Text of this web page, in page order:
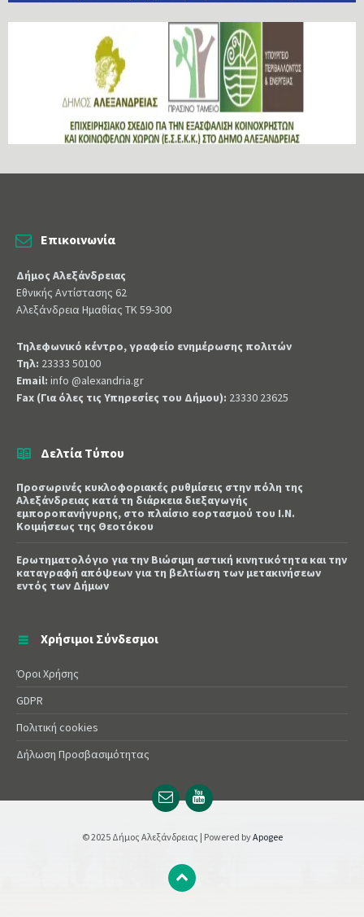
Επικοινωνία
Δήμος Αλεξάνδρειας
Εθνικής Αντίστασης 62
Αλεξάνδρεια Ημαθίας ΤΚ 59-300
Τηλεφωνικό κέντρο, γραφείο ενημέρωσης πολιτών
Τηλ: 23333 50100
Email: info @alexandria.gr
Fax (Για όλες τις Υπηρεσίες του Δήμου): 23330 23625
Δελτία Τύπου
Προσωρινές κυκλοφοριακές ρυθμίσεις στην πόλη της
Αλεξάνδρειας κατά τη διάρκεια διεξαγωγής
εμποροπανήγυρης, στο πλαίσιο εορτασμού του Ι.Ν.
Κοιμήσεως της Θεοτόκου
Ερωτηματολόγιο για την Βιώσιμη αστική κινητικότητα και την
καταγραφή απόψεων για τη βελτίωση των μετακινήσεων
εντός των Δήμων
Χρήσιμοι Σύνδεσμοι
Όροι Χρήσης
GDPR
Πολιτική cookies
Δήλωση Προσβασιμότητας
Email
url
YouTube
url
© 2025 Δήμος Αλεξάνδρειας | Powered byApogee